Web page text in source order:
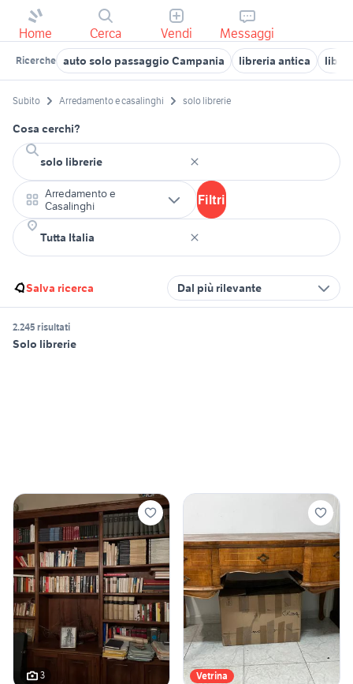
Home Cerca Vendi Messaggi
Ricerche auto solo passaggio Campania libreria antica
Subito Arredamento e casalinghi solo librerie
Cosa cerchi?
Arredamento e
Casalinghi
Filtri
Salva ricerca Dal più rilevante
2.245 risultati
Solo librerie
3 Vetrina